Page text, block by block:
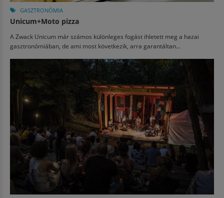
GASZTRONÓMIA
Unicum+Moto pizza
A Zwack Unicum már számos különleges fogást ihletett meg a hazai
gasztronómiában, de ami most következik, arra garantáltan...